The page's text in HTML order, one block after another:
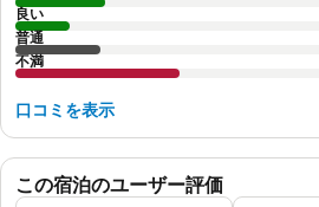
この宿泊のユーザー評価
良い
普通
不満
口コミを表示